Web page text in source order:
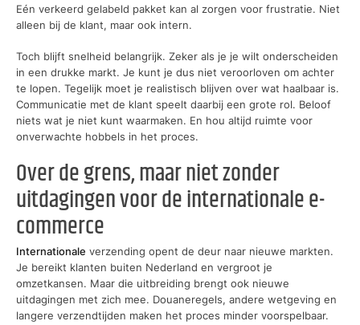
Eén verkeerd gelabeld pakket kan al zorgen voor frustratie. Niet
alleen bij de klant, maar ook intern.
Toch blijft snelheid belangrijk. Zeker als je je wilt onderscheiden
in een drukke markt. Je kunt je dus niet veroorloven om achter
te lopen. Tegelijk moet je realistisch blijven over wat haalbaar is.
Communicatie met de klant speelt daarbij een grote rol. Beloof
niets wat je niet kunt waarmaken. En hou altijd ruimte voor
onverwachte hobbels in het proces.
Over de grens, maar niet zonder
uitdagingen voor de internationale e-
commerce
Internationale verzending opent de deur naar nieuwe markten.
Je bereikt klanten buiten Nederland en vergroot je
omzetkansen. Maar die uitbreiding brengt ook nieuwe
uitdagingen met zich mee. Douaneregels, andere wetgeving en
langere verzendtijden maken het proces minder voorspelbaar.